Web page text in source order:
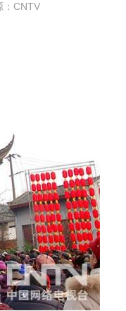
CNTV